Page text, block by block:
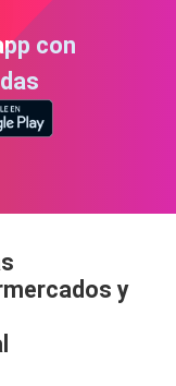
con
y